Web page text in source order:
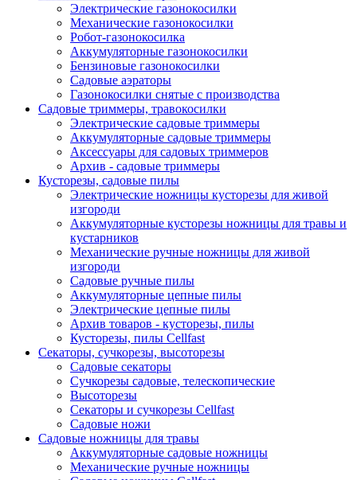
Электрические газонокосилки
Механические газонокосилки
Робот-газонокосилка
Аккумуляторные газонокосилки
Бензиновые газонокосилки
Садовые аэраторы
Газонокосилки снятые с производства
Садовые триммеры, травокосилки
Электрические садовые триммеры
Аккумуляторные садовые триммеры
Аксессуары для садовых триммеров
Архив - садовые триммеры
Кусторезы, садовые пилы
Электрические ножницы кусторезы для живой
изгороди
Аккумуляторные кусторезы ножницы для травы и
кустарников
Механические ручные ножницы для живой
изгороди
Садовые ручные пилы
Аккумуляторные цепные пилы
Электрические цепные пилы
Архив товаров - кусторезы, пилы
Кусторезы, пилы Cellfast
Секаторы, сучкорезы, высоторезы
Садовые секаторы
Сучкорезы садовые, телескопические
Высоторезы
Секаторы и сучкорезы Cellfast
Садовые ножи
Садовые ножницы для травы
Аккумуляторные садовые ножницы
Механические ручные ножницы